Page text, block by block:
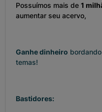
Possuímos mais de 1
aumentar seu acervo,
Ganhe dinheiro
temas!
Bastidores: